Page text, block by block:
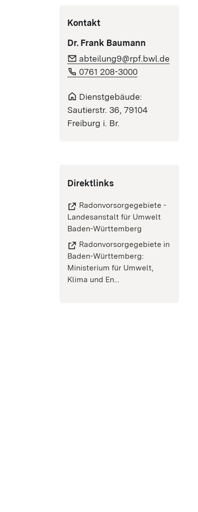
Kontakt
Dr. Frank Baumann
abteilung9@rpf.bwl.de
0761 208-3000
Dienstgebäude:
Sautierstr. 36, 79104
Freiburg i. Br.
Direktlinks
Radonvorsorgegebiete -
Landesanstalt für Umwelt
Baden-Württemberg
Radonvorsorgegebiete in
Baden-Württemberg:
Ministerium für Umwelt,
Klima und En…